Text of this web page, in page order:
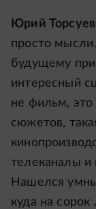
Юрий
просто
будущему
интересный
не фильм, это
сюжетов,
телеканалы и
Нашелся
куда на